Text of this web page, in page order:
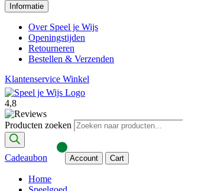
Informatie
Over Speel je Wijs
Openingstijden
Retourneren
Bestellen & Verzenden
Klantenservice Winkel
4,8
Producten zoeken
Cadeaubon Account Cart
Home